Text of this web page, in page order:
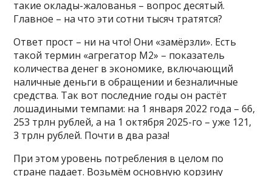
такие оклады-жалованья – вопрос десятый.
Главное – на что эти сотни тысяч тратятся?
Ответ прост – ни на что! Они «замёрзли». Есть
такой термин «агрегатор М2» – показатель
количества денег в экономике, включающий
наличные деньги в обращении и безналичные
средства. Так вот последние годы он растёт
лошадиными темпами: на 1 января 2022 года – 66,
253 трлн рублей, а на 1 октября 2025-го – уже 121,
3 трлн рублей. Почти в два раза!
При этом уровень потребления в целом по
стране падает. Возьмём основную корзину